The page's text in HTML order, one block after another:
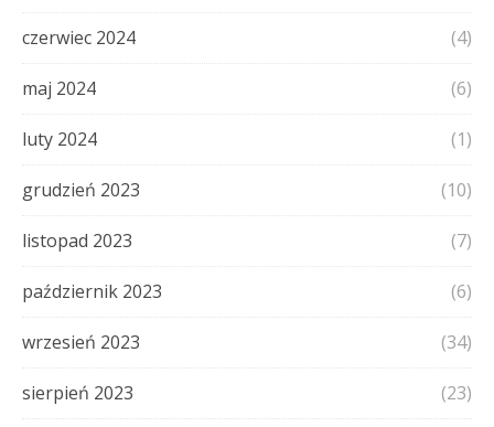
czerwiec 2024 (4)
maj 2024 (6)
luty 2024 (1)
grudzień 2023 (10)
listopad 2023 (7)
październik 2023 (6)
wrzesień 2023 (34)
sierpień 2023 (23)